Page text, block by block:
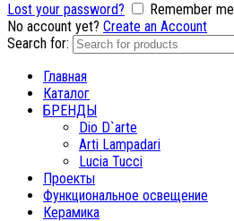
Lost your password?
Remember me
No account yet? Create an Account
Search for:
Главная
Каталог
БРЕНДЫ
Dio D`arte
Arti Lampadari
Lucia Tucci
Проекты
Функциональное освещение
Керамика